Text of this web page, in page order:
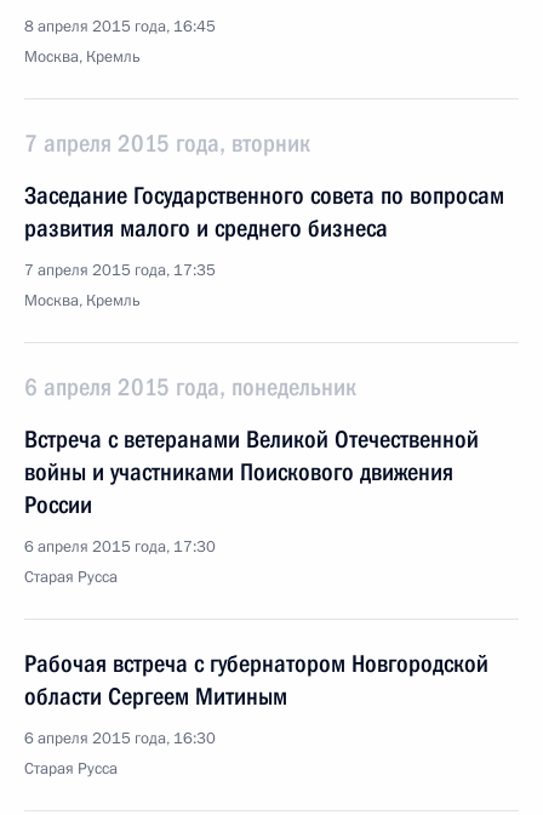
8 апреля 2015 года, 16:45
Москва, Кремль
7 апреля 2015 года, вторник
Заседание Государственного совета по вопросам
развития малого и среднего бизнеса
7 апреля 2015 года, 17:35
Москва, Кремль
6 апреля 2015 года, понедельник
Встреча с ветеранами Великой Отечественной
войны и участниками Поискового движения
России
6 апреля 2015 года, 17:30
Старая Русса
Рабочая встреча с губернатором Новгородской
области Сергеем Митиным
6 апреля 2015 года, 16:30
Старая Русса